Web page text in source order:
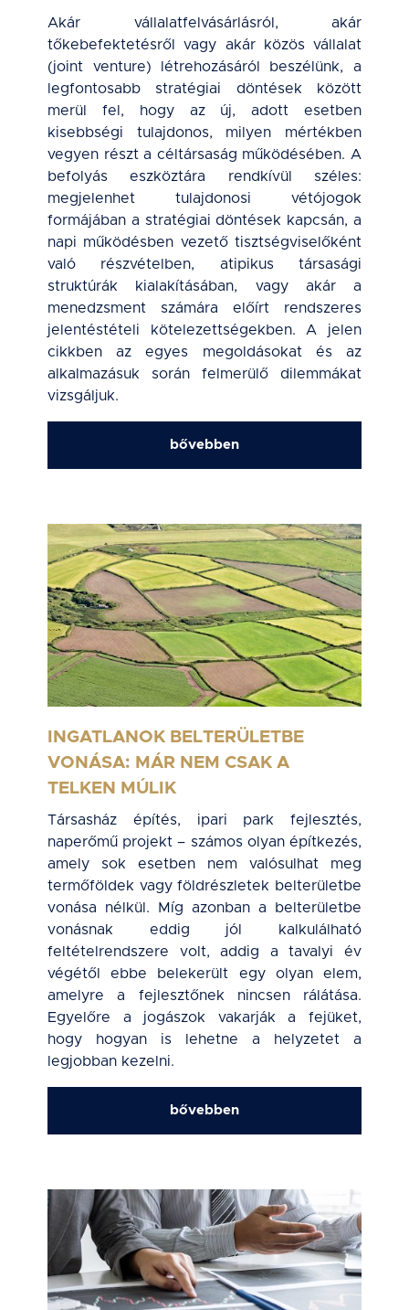
Akár vállalatfelvásárlásról, akár
tőkebefektetésről vagy akár közös vállalat
(joint venture) létrehozásáról beszélünk, a
legfontosabb stratégiai döntések között
merül fel, hogy az új, adott esetben
kisebbségi tulajdonos, milyen mértékben
vegyen részt a céltársaság működésében. A
befolyás eszköztára rendkívül széles:
megjelenhet tulajdonosi vétójogok
formájában a stratégiai döntések kapcsán, a
napi működésben vezető tisztségviselőként
való részvételben, atipikus társasági
struktúrák kialakításában, vagy akár a
menedzsment számára előírt rendszeres
jelentéstételi kötelezettségekben. A jelen
cikkben az egyes megoldásokat és az
alkalmazásuk során felmerülő dilemmákat
vizsgáljuk.
bővebben
INGATLANOK BELTERÜLETBE
VONÁSA: MÁR NEM CSAK A
TELKEN MÚLIK
Társasház építés, ipari park fejlesztés,
naperőmű projekt – számos olyan építkezés,
amely sok esetben nem valósulhat meg
termőföldek vagy földrészletek belterületbe
vonása nélkül. Míg azonban a belterületbe
vonásnak eddig jól kalkulálható
feltételrendszere volt, addig a tavalyi év
végétől ebbe belekerült egy olyan elem,
amelyre a fejlesztőnek nincsen rálátása.
Egyelőre a jogászok vakarják a fejüket,
hogy hogyan is lehetne a helyzetet a
legjobban kezelni.
bővebben